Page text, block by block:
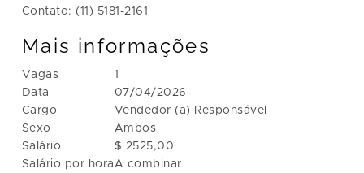
Contato: (11) 5181-2161
Mais informações
Vagas
Data
Cargo
Sexo
Salário
Salário por hora
1
07/04/2026
Vendedor (a) Responsável
Ambos
$ 2525,00
A combinar